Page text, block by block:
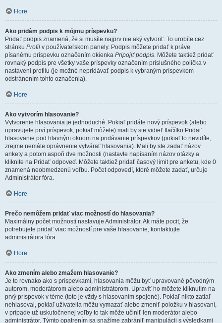
Hore
Ako pridám podpis k môjmu príspevku?
Pridať podpis znamená, že si musíte najprv nie aký vytvoriť. To urobíte cez
stránku Profil v používateľskom panely. Podpis môžete pridať k práve
písanému príspevku označením okienka Pripojiť podpis. Môžete taktiež pridať
rovnaký podpis pre všetky vaše príspevky označením príslušného políčka v
nastavení profilu (je možné nepridávať podpis k vybraným príspevkom
odstránením tohto označenia).
Hore
Ako vytvorím hlasovanie?
Vytvorenie hlasovania je jednoduché. Pokiaľ pridáte nový príspevok (alebo
upravujete prví príspevok, pokiaľ môžete) mali by ste vidieť tlačítko Pridať
hlasovanie pod hlavným oknom na pridávanie príspevkov (pokiaľ to nevidíte,
zrejme nemáte oprávnenie vytvárať hlasovania). Mali by ste zadať názov
ankety a potom aspoň dve možnosti (nastavte napísaním názov otázky a
kliknite na Pridať odpoveď. Môžete taktiež pridať časový limit pre anketu, kde 0
znamená neobmedzenú voľbu. Počet odpovedí, ktoré môžete zadať, určuje
Administrátor fóra.
Hore
Prečo nemôžem pridať viac možností do hlasovania?
Maximálny počet možností nastavuje Administrátor. Ak máte pocit, že
potrebujete pridať viac možností pre vaše hlasovanie, kontaktujte
administrátora fóra.
Hore
Ako zmením alebo zmažem hlasovanie?
Je to rovnako ako s príspevkami, hlasovania môžu byť upravované pôvodným
autorom, moderátorom alebo administrátorom. Upraviť ho môžete kliknutím na
prvý príspevok v téme (toto je vždy s hlasovaním spojené). Pokiaľ nikto zatiaľ
nehlasoval, pokiaľ užívatelia môžu vymazať alebo zmeniť položku v hlasovaní,
v prípade už uskutočnenej voľby to tak môže učiniť len moderátor alebo
administrátor. Týmto opatrením sa snažíme zabrániť manipulácii s výsledkami